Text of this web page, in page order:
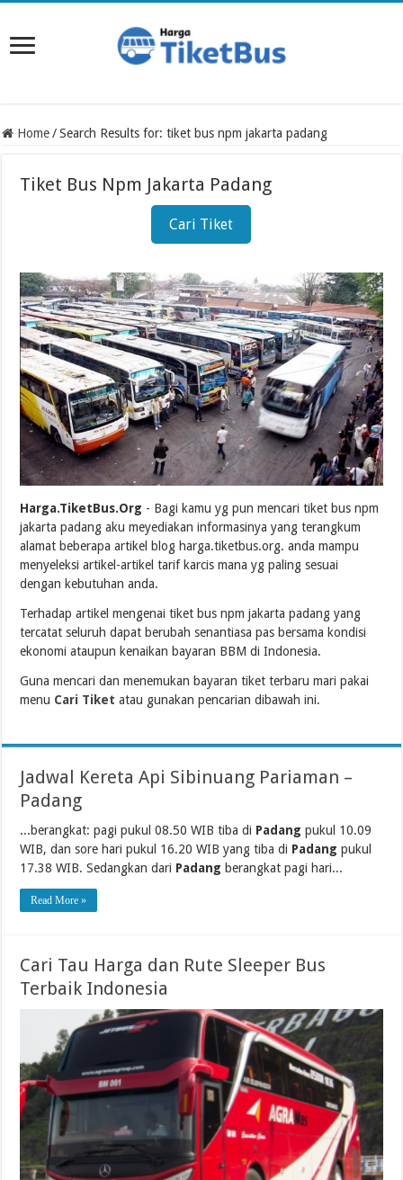
Home / Search Results for: tiket bus npm jakarta padang
Tiket Bus Npm Jakarta Padang
Cari Tiket
Harga.TiketBus.Org - Bagi kamu yg pun mencari tiket bus npm
jakarta padang aku meyediakan informasinya yang terangkum
alamat beberapa artikel blog harga.tiketbus.org. anda mampu
menyeleksi artikel-artikel tarif karcis mana yg paling sesuai
dengan kebutuhan anda.
Terhadap artikel mengenai tiket bus npm jakarta padang yang
tercatat seluruh dapat berubah senantiasa pas bersama kondisi
ekonomi ataupun kenaikan bayaran BBM di Indonesia.
Guna mencari dan menemukan bayaran tiket terbaru mari pakai
menu Cari Tiket atau gunakan pencarian dibawah ini.
Jadwal Kereta Api Sibinuang Pariaman –
Padang
...berangkat: pagi pukul 08.50 WIB tiba di Padang pukul 10.09
WIB, dan sore hari pukul 16.20 WIB yang tiba di Padang pukul
17.38 WIB. Sedangkan dari Padang berangkat pagi hari...
Read More »
Cari Tau Harga dan Rute Sleeper Bus
Terbaik Indonesia